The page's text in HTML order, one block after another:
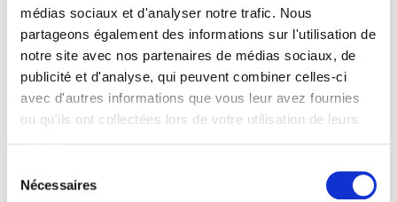
médias sociaux et d'analyser notre trafic. Nous
partageons également des informations sur l'utilisation de
notre site avec nos partenaires de médias sociaux, de
publicité et d'analyse, qui peuvent combiner celles-ci
avec d'autres informations que vous leur avez fournies
ou qu'ils ont collectées lors de votre utilisation de leurs
Nécessaires
Éditeur
Presses de Sciences Po
Auteur
Revue
20 & 21. Revue d'histoire
Langue